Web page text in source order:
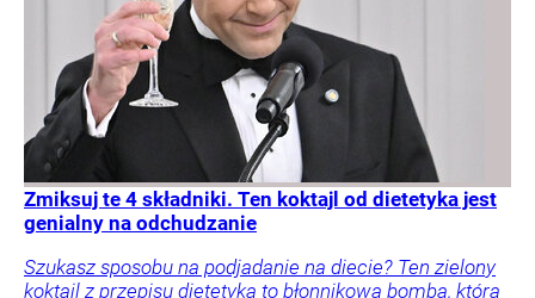
Zmiksuj te 4 składniki. Ten koktajl od dietetyka jest
genialny na odchudzanie
Szukasz sposobu na podjadanie na diecie? Ten zielony
koktajl z przepisu dietetyka to błonnikowa bomba, która